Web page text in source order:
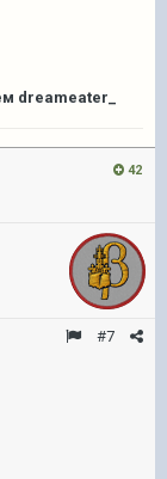
dreameater_
42
#7